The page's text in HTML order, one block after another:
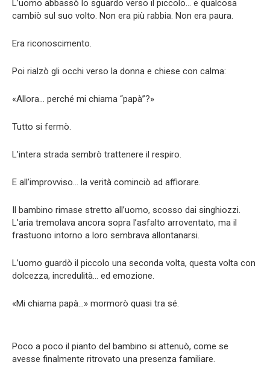
L’uomo abbassò lo sguardo verso il piccolo… e qualcosa
cambiò sul suo volto. Non era più rabbia. Non era paura.
Era riconoscimento.
Poi rialzò gli occhi verso la donna e chiese con calma:
«Allora… perché mi chiama “papà”?»
Tutto si fermò.
L’intera strada sembrò trattenere il respiro.
E all’improvviso… la verità cominciò ad affiorare.
Il bambino rimase stretto all’uomo, scosso dai singhiozzi.
L’aria tremolava ancora sopra l’asfalto arroventato, ma il
frastuono intorno a loro sembrava allontanarsi.
L’uomo guardò il piccolo una seconda volta, questa volta con
dolcezza, incredulità… ed emozione.
«Mi chiama papà…» mormorò quasi tra sé.
Poco a poco il pianto del bambino si attenuò, come se
avesse finalmente ritrovato una presenza familiare.